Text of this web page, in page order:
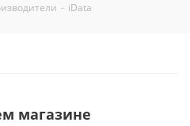
- iData
магазине